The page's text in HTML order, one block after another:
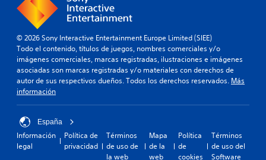
© 2026 Sony Interactive Entertainment Europe Limited (SIEE)
Todo el contenido, títulos de juegos, nombres comerciales y/o
imágenes comerciales, marcas registradas, ilustraciones e imágenes
asociadas son marcas registradas y/o materiales con derechos de
autor de sus respectivos dueños. Todos los derechos reservados. Más
información
España
Información
legal
Política de
privacidad
Términos
de uso de
la web
Mapa
de la
web
Política
de
cookies
Términos
de uso del
Software